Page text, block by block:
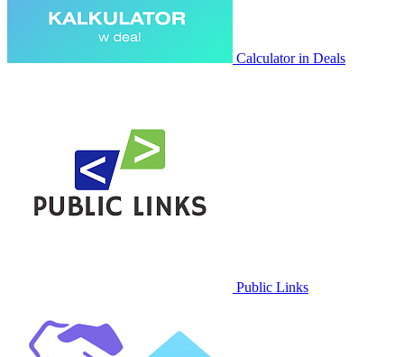
Calculator in Deals
Public Links